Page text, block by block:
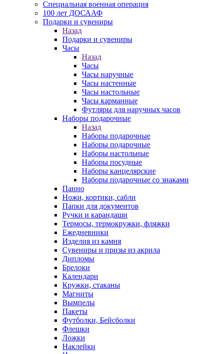
Специальная военная операция
100 лет ДОСААФ
Подарки и сувениры
Назад
Подарки и сувениры
Часы
Назад
Часы
Часы наручные
Часы настенные
Часы настольные
Часы карманные
Футляры для наручных часов
Наборы подарочные
Назад
Наборы подарочные
Наборы подарочные
Наборы настольные
Наборы посудные
Наборы канцелярские
Наборы подарочные со знаками
Панно
Ножи, кортики, сабли
Папки для документов
Ручки и карандаши
Термосы, термокружки, фляжки
Ежедневники
Изделия из камня
Сувениры и призы из акрила
Дипломы
Брелоки
Календари
Кружки, стаканы
Магниты
Вымпелы
Пакеты
Футболки, Бейсболки
Флешки
Ложки
Наклейки